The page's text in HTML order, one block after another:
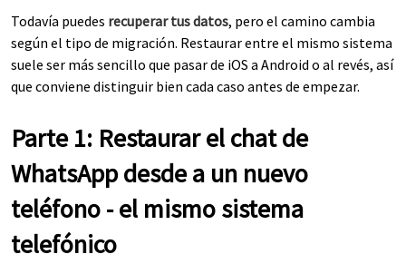
Todavía puedes recuperar tus datos, pero el camino cambia
según el tipo de migración. Restaurar entre el mismo sistema
suele ser más sencillo que pasar de iOS a Android o al revés, así
que conviene distinguir bien cada caso antes de empezar.
Parte 1: Restaurar el chat de
WhatsApp desde a un nuevo
teléfono - el mismo sistema
telefónico